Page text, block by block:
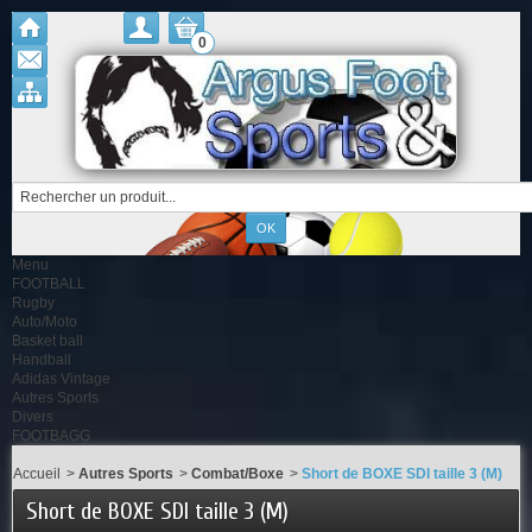
0
Menu
FOOTBALL
Rugby
Auto/Moto
Basket ball
Handball
Adidas Vintage
Autres Sports
Divers
FOOTBAGG
Accueil > Autres Sports > Combat/Boxe > Short de BOXE SDI taille 3 (M)
Short de BOXE SDI taille 3 (M)